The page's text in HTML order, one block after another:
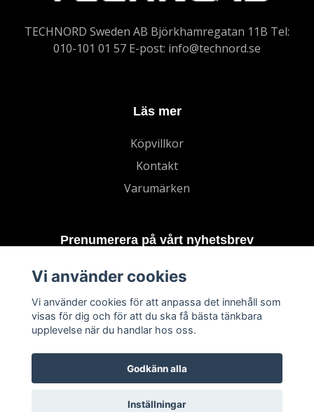
TECHNORD Sweden AB Björkhamregatan 11B Tel:
010-101 01 57 E-post: info@technord.se
Läs mer
Köpvillkor
Kontakt
Varumärken
Prenumerera på vårt nyhetsbrev
Vi använder cookies
Vi använder cookies för att anpassa det innehåll som
visas för dig och för att du ska få bästa tänkbara
upplevelse när du handlar hos oss.
Godkänn alla
Inställningar